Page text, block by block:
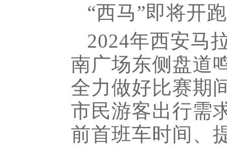
“西马”即将开
2024年西安马
南广场东侧盘道
全力做好比赛期
市民游客出行需
前首班车时间、